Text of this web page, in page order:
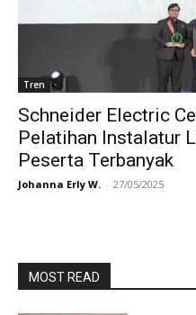
Tren
Schneider Electric
Pelatihan Instalatur
Peserta Terbanyak
Johanna Erly W. - 27/05/2025
MOST READ